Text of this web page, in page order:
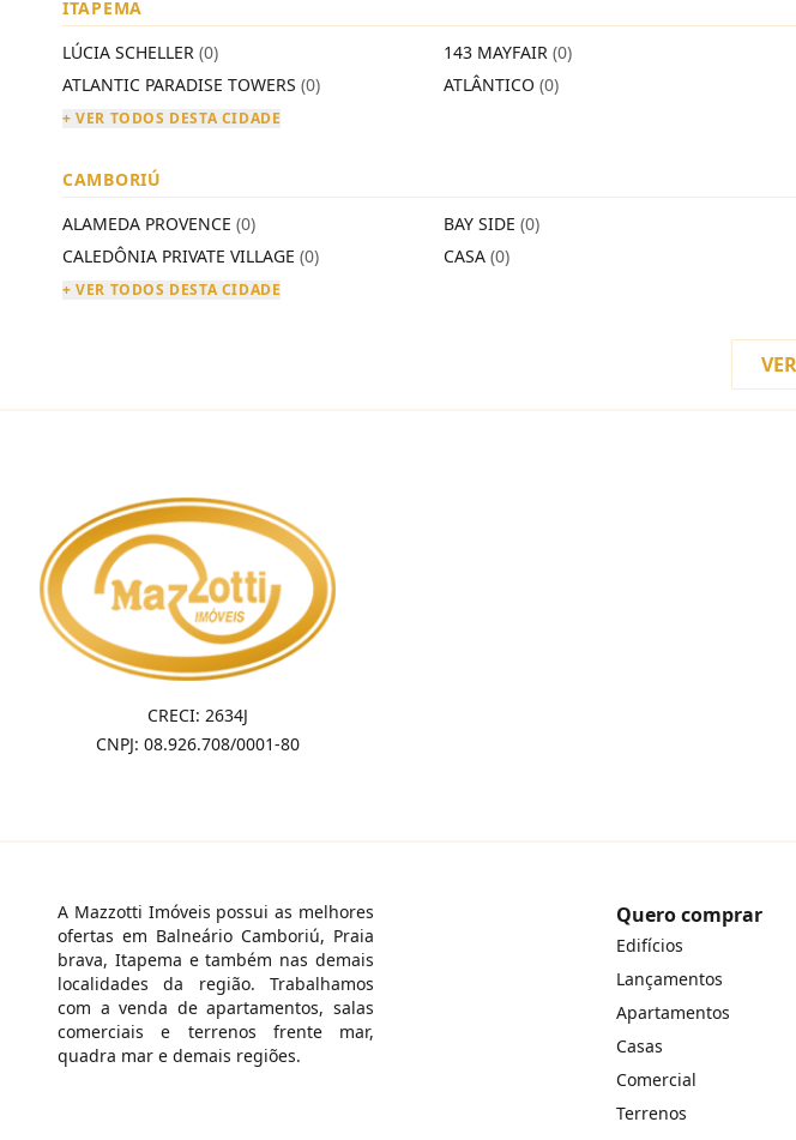
ITAPEMA
LÚCIA SCHELLER (0) 143 MAYFAIR (0)
ATLANTIC PARADISE TOWERS (0) ATLÂNTICO (0)
+ VER TODOS DESTA CIDADE
CAMBORIÚ
ALAMEDA PROVENCE (0) BAY SIDE (0)
CALEDÔNIA PRIVATE VILLAGE (0) CASA (0)
+ VER TODOS DESTA CIDADE
CRECI: 2634J
CNPJ: 08.926.708/0001-80
A Mazzotti Imóveis possui as melhores
ofertas em Balneário Camboriú, Praia
brava, Itapema e também nas demais
localidades da região. Trabalhamos
com a venda de apartamentos, salas
comerciais e terrenos frente mar,
quadra mar e demais regiões.
Quero comprar
Edifícios
Lançamentos
Apartamentos
Casas
Comercial
Terrenos